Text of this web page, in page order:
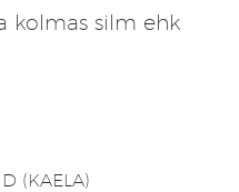
kolmas silm ehk
(KAELA)